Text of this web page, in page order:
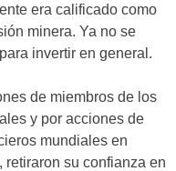
era calificado como
minera. Ya no se
invertir en general.
de miembros de los
y por acciones de
mundiales en
su confianza en